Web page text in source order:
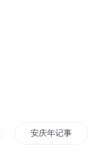
安庆年记事